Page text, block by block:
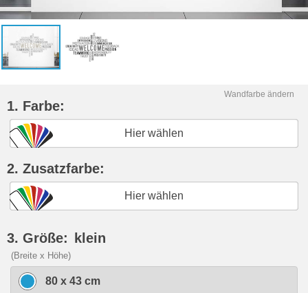
Wandfarbe ändern
1. Farbe:
Hier wählen
2. Zusatzfarbe:
Hier wählen
3. Größe: klein
(Breite x Höhe)
80 x 43 cm